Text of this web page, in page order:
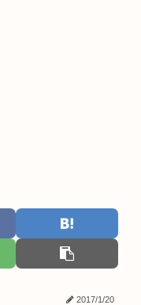
2017/1/20